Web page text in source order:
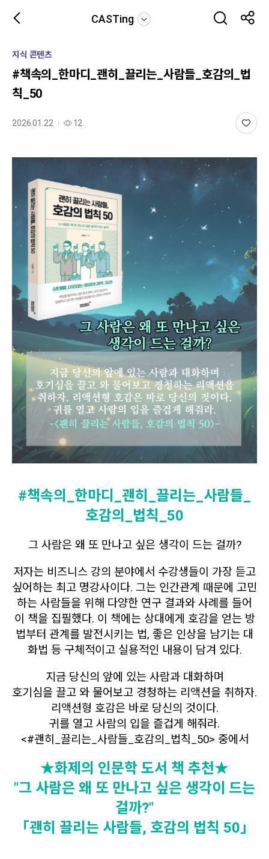
CASTing
지식 콘텐츠
#책속의_한마디_괜히_끌리는_사람들_호감의_법
칙_50
2026.01.22 12
#책속의_한마디_괜히_끌리는_사람들_
호감의_법칙_50
그 사람은 왜 또 만나고 싶은 생각이 드는 걸까?
저자는 비즈니스 강의 분야에서 수강생들이 가장 듣고
싶어하는 최고 명강사이다. 그는 인간관계 때문에 고민
하는 사람들을 위해 다양한 연구 결과와 사례를 들어
이 책을 집필했다. 이 책에는 상대에게 호감을 얻는 방
법부터 관계를 발전시키는 법, 좋은 인상을 남기는 대
화법 등 구체적이고 실용적인 내용이 담겨 있다.
지금 당신의 앞에 있는 사람과 대화하며
호기심을 끌고 와 물어보고 경청하는 리액션을 취하자.
리액션형 호감은 바로 당신의 것이다.
귀를 열고 사람의 입을 즐겁게 해줘라.
<#괜히_끌리는_사람들_호감의_법칙_50> 중에서
★화제의 인문학 도서 책 추천★
"그 사람은 왜 또 만나고 싶은 생각이 드는
걸까?"
「괜히 끌리는 사람들, 호감의 법칙 50」